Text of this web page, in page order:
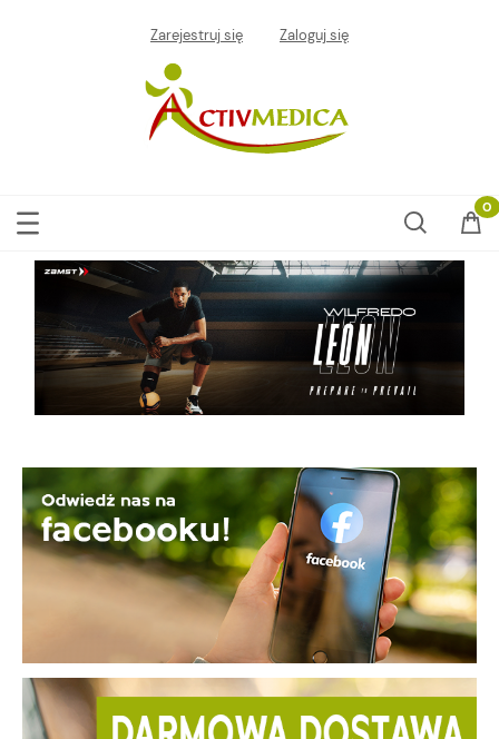
Zarejestruj się Zaloguj się